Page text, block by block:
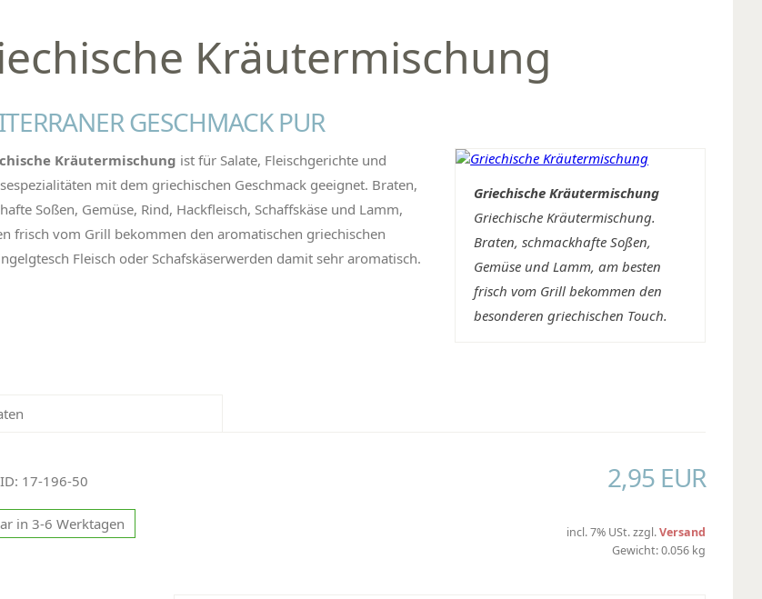
Kräutermischung
GESCHMACK PUR
Griechische Kräutermischung
Griechische Kräutermischung.
Braten, schmackhafte Soßen,
Gemüse und Lamm, am besten
frisch vom Grill bekommen den
besonderen griechischen Touch.
Kräutermischung ist für Salate, Fleischgerichte und
mit dem griechischen Geschmack geeignet. Braten,
Soßen, Gemüse, Rind, Hackfleisch, Schaffskäse und Lamm,
frisch vom Grill bekommen den aromatischen griechischen
Fleisch oder Schafskäserwerden damit sehr aromatisch.
17-196-50
in 3-6 Werktagen
2,95 EUR
incl. 7% USt. zzgl.Versand
Gewicht: 0.056 kg